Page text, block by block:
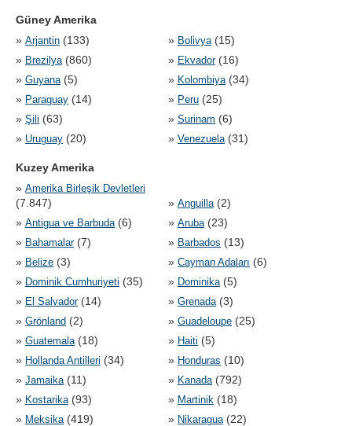
Güney Amerika
» Arjantin (133) » Bolivya (15)
» Brezilya (860) » Ekvador(16)
» Guyana (5) » Kolombiya (34)
» Paraguay (14) » Peru (25)
» Şili (63) » Surinam (6)
» Uruguay (20) » Venezuela (31)
Kuzey Amerika
» Amerika Birleşik Devletleri
(7.847) » Anguilla (2)
» Antigua ve Barbuda (6) » Aruba (23)
» Bahamalar(7) » Barbados (13)
» Belize (3) » Cayman Adaları (6)
» Dominik Cumhuriyeti (35) » Dominika (5)
» El Salvador(14) » Grenada (3)
» Grönland (2) » Guadeloupe (25)
» Guatemala (18) » Haiti (5)
» Hollanda Antilleri (34) » Honduras (10)
» Jamaika (11) » Kanada (792)
» Kostarika (93) » Martinik (18)
» Meksika (419) » Nikaragua (22)